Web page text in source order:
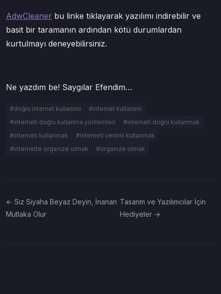
AdwCleaner bu linke tıklayarak yazılımı indirebilir ve
basit bir taramanın ardından kötü durumlardan
kurtulmayı deneyebilirsiniz.
Ne yazdım be! Saygılar Efendim…
#doğru internet kullanımı
#internet kullanımı
#interneti doğru kullanma yöntemleri
#interneti doğru kullanmak
#interneti kullanmak
#interneti verimli kullanmak
#internette organize olmak
#organize olmak
← Siz Siyaha Beyaz Deyin, İnanan
Mutlaka Olur
Tasarım ve Yazılımcılar İçin
Hediyeler →